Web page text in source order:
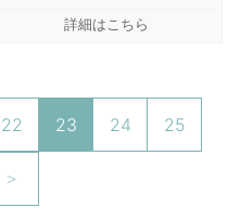
詳細はこちら
22 23 24 25